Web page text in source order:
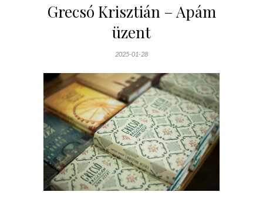
Grecsó Krisztián – Apám
üzent
2025-01-28